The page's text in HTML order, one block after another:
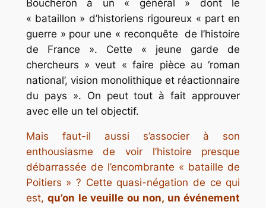
Boucheron à un « général » dont le
« bataillon » d’historiens rigoureux « part en
guerre » pour une « reconquête de l’histoire
de France ». Cette « jeune garde de
chercheurs » veut « faire pièce au ‘roman
national’, vision monolithique et réactionnaire
du pays ». On peut tout à fait approuver
avec elle un tel objectif.
Mais faut-il aussi s’associer à son
enthousiasme de voir l’histoire presque
débarrassée de l’encombrante « bataille de
Poitiers » ? Cette quasi-négation de ce qui
est,qu’on le veuille ou non, un événement